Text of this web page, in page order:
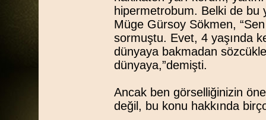
hipermetrobum. Belki de bu
Müge Gürsoy Sökmen,
sormuştu. Evet, 4 yaşında
dünyaya bakmadan
dünyaya,”demişti.
Ancak ben görselliğinizin
değil, bu konu hakkında